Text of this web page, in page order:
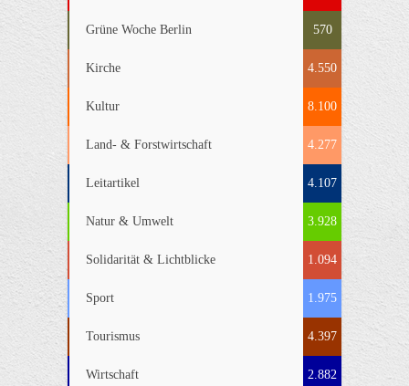
Grüne Woche Berlin 570
Kirche 4.550
Kultur 8.100
Land- & Forstwirtschaft 4.277
Leitartikel 4.107
Natur & Umwelt 3.928
Solidarität & Lichtblicke 1.094
Sport 1.975
Tourismus 4.397
Wirtschaft 2.882